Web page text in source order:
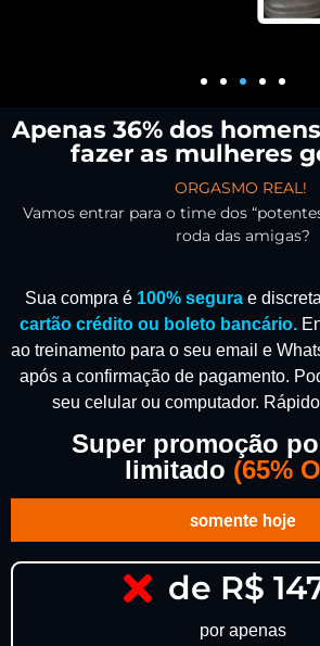
Apenas 36% dos
fazer as mulheres
ORGASMO REAL!
Vamos entrar para o time dos
roda das amigas?
Sua compra é 100% segura e
cartão crédito ou boleto bancário.
ao treinamento para o seu email e
após a confirmação de pagamento.
seu celular ou computador.
Super promoção
limitado (65%
somente hoje
de R$
por apenas